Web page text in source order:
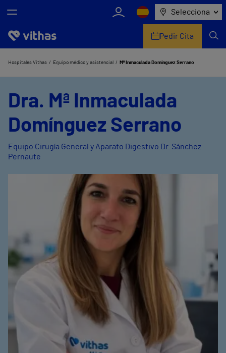
Selecciona
Nosotros
Equipo médico y asistencial
Información útil
Pedir Cita
Hospitales Vithas Equipo médico y asistencial Mª Inmaculada Domínguez Serrano
Dra. Mª Inmaculada
Domínguez Serrano
Equipo Cirugía General y Aparato Digestivo Dr. Sánchez
Pernaute